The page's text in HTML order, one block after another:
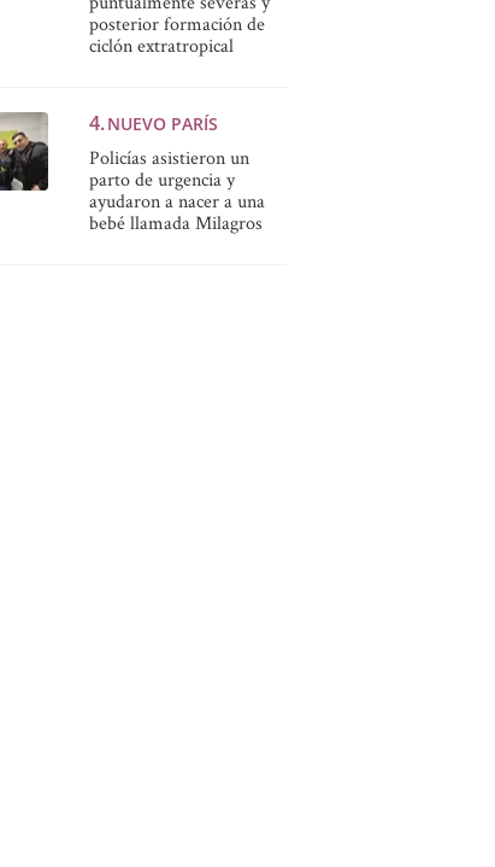
posterior formación de
ciclón extratropical
NUEVO PARÍS
Policías asistieron un
parto de urgencia y
ayudaron a nacer a una
bebé llamada Milagros